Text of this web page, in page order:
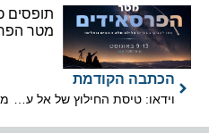
תופסים
מטר
הכתבה הקודמת